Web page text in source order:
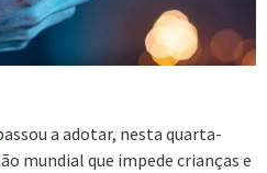
a adotar, nesta quarta-
mundial que impede crianças e